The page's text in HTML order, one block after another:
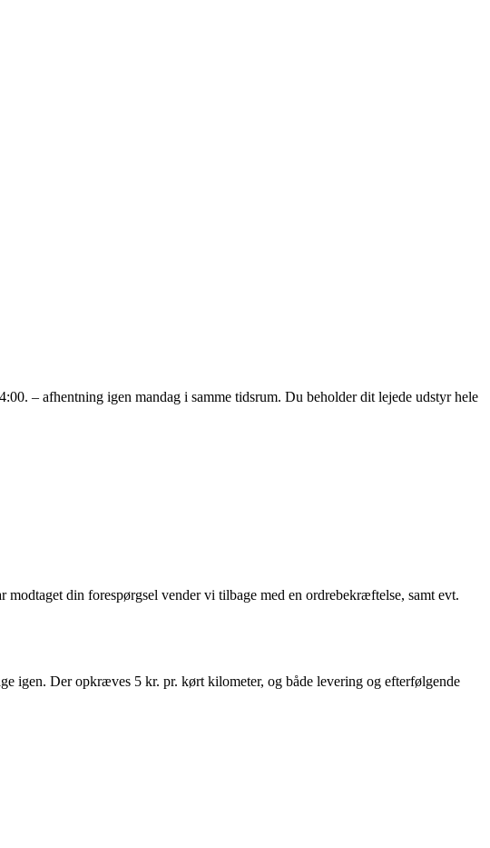
– afhentning igen mandag i samme tidsrum. Du beholder dit lejede udstyr hele
din forespørgsel vender vi tilbage med en ordrebekræftelse, samt evt.
igen. Der opkræves 5 kr. pr. kørt kilometer, og både levering og efterfølgende